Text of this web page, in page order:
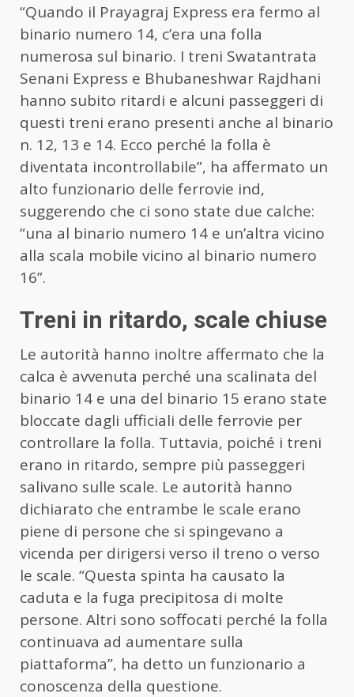
“Quando il Prayagraj Express era fermo al
binario numero 14, c’era una folla
numerosa sul binario. I treni Swatantrata
Senani Express e Bhubaneshwar Rajdhani
hanno subito ritardi e alcuni passeggeri di
questi treni erano presenti anche al binario
n. 12, 13 e 14. Ecco perché la folla è
diventata incontrollabile”, ha affermato un
alto funzionario delle ferrovie ind,
suggerendo che ci sono state due calche:
“una al binario numero 14 e un’altra vicino
alla scala mobile vicino al binario numero
16”.
Treni in ritardo, scale chiuse
Le autorità hanno inoltre affermato che la
calca è avvenuta perché una scalinata del
binario 14 e una del binario 15 erano state
bloccate dagli ufficiali delle ferrovie per
controllare la folla. Tuttavia, poiché i treni
erano in ritardo, sempre più passeggeri
salivano sulle scale. Le autorità hanno
dichiarato che entrambe le scale erano
piene di persone che si spingevano a
vicenda per dirigersi verso il treno o verso
le scale. “Questa spinta ha causato la
caduta e la fuga precipitosa di molte
persone. Altri sono soffocati perché la folla
continuava ad aumentare sulla
piattaforma”, ha detto un funzionario a
conoscenza della questione.